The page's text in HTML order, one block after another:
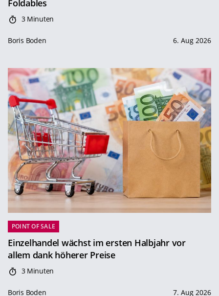
Foldables
3 Minuten
Boris Boden 6. Aug 2026
POINT OF SALE
Einzelhandel wächst im ersten Halbjahr vor
allem dank höherer Preise
3 Minuten
Boris Boden 7. Aug 2026